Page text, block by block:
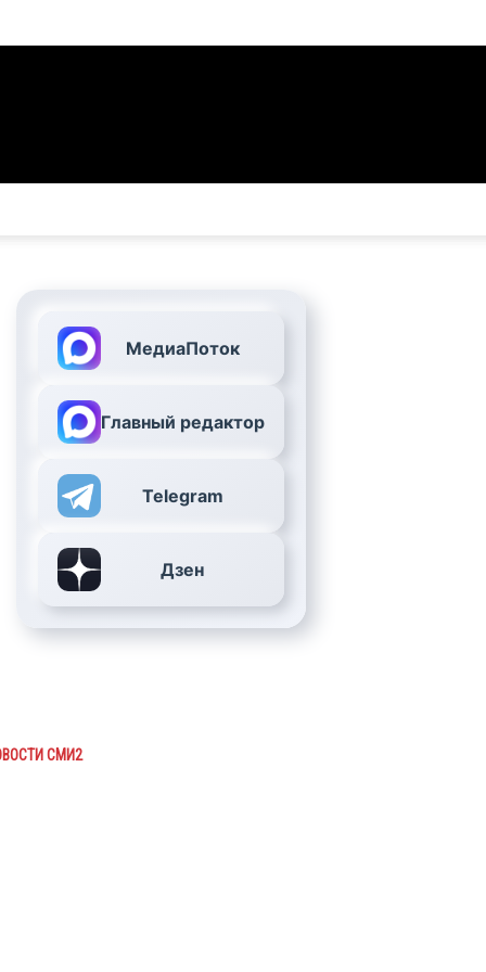
МедиаПоток
Главный редактор
Telegram
Дзен
СМИ2